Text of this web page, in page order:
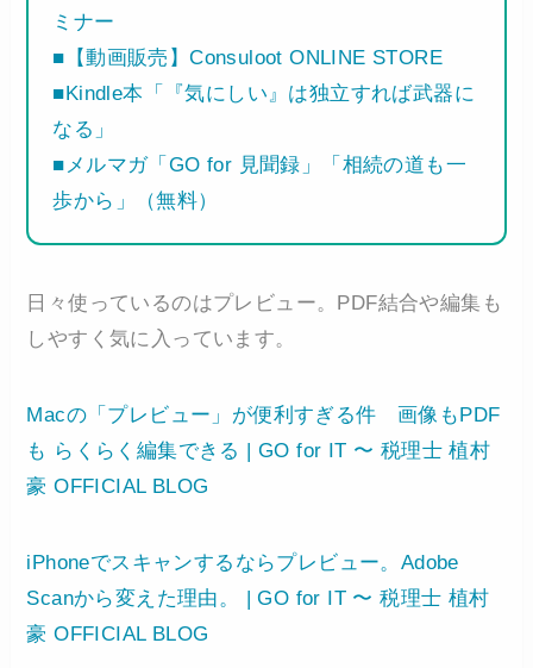
ミナー
■【動画販売】Consuloot ONLINE STORE
■Kindle本「『気にしい』は独立すれば武器に
なる」
■メルマガ「GO for 見聞録」「相続の道も一
歩から」（無料）
日々使っているのはプレビュー。PDF結合や編集も
しやすく気に入っています。
Macの「プレビュー」が便利すぎる件 画像もPDF
も らくらく編集できる | GO for IT 〜 税理士 植村
豪 OFFICIAL BLOG
iPhoneでスキャンするならプレビュー。Adobe
Scanから変えた理由。 | GO for IT 〜 税理士 植村
豪 OFFICIAL BLOG